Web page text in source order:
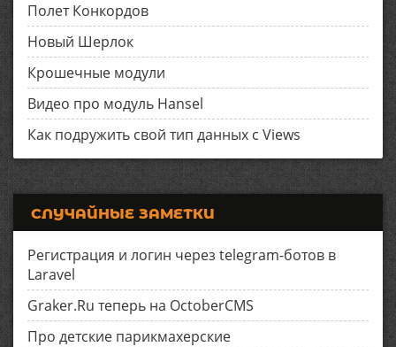
Полет Конкордов
Новый Шерлок
Крошечные модули
Видео про модуль Hansel
Как подружить свой тип данных с Views
СЛУЧАЙНЫЕ ЗАМЕТКИ
Регистрация и логин через telegram-ботов в
Laravel
Graker.Ru теперь на OctoberCMS
Про детские парикмахерские